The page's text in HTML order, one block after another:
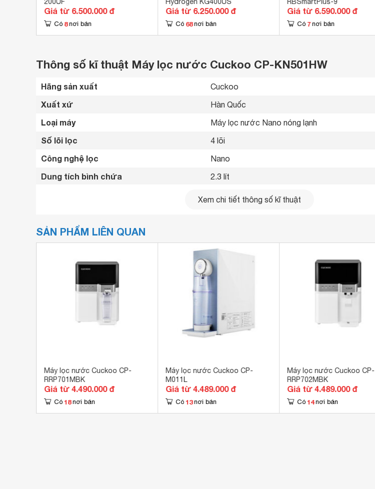
Giá từ 6.500.000 đ
Có 8 nơi bán
Giá từ 6.250.000 đ
Có 68 nơi bán
Giá từ 6.590.000 đ
Có 7 nơi bán
Thông số kĩ thuật Máy lọc nước Cuckoo CP-KN501HW
Hãng sản xuất Cuckoo
Xuất xứ Hàn Quốc
Loại máy Máy lọc nước Nano nóng lạnh
Số lõi lọc 4 lõi
Công nghệ lọc Nano
Dung tích bình chứa 2.3 lít
Không
Tính năng khóa trẻ em an toàn
Trang bị 2 vòi nóng lạnh riêng biệt
Có đèn báo hiệu dễ nhận biết
Bảng điều khiển cảm ứng dễ sử dụng
Kích thước 220 x 492 x 490 mm
Xem chi tiết thông số kĩ thuật
SẢN PHẨM LIÊN QUAN
Máy lọc nước Cuckoo CP-
RRP701MBK
Giá từ 4.490.000 đ
Có 18 nơi bán
Máy lọc nước Cuckoo CP-
M011L
Giá từ 4.489.000 đ
Có 13 nơi bán
Máy lọc nước Cuckoo CP-
RRP702MBK
Giá từ 4.489.000 đ
Có 14 nơi bán